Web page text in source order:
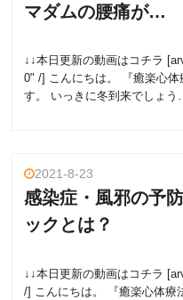
マダムの腰痛が…
↓↓本日更新の動画はコチラ
0" /] こんにちは。 『癒楽心体
す。 いっきに冬到来でしょ
2021-8-23
感染症・風邪の予
ックとは？
↓↓本日更新の動画はコチラ
/] こんにちは。 『癒楽心体療